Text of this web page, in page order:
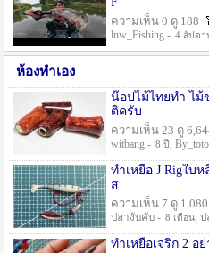
ความเห็น 0 ดู 188
lnw_Fishing - 4 สัปดา
ห้องทำเอง
น๊อปไม้ไทยทำ ไม้
ติครับ
ความเห็น 23 ดู
witbang - 8 ปี ,
ทำเหยื่อ J Rigใบ
ส
ความเห็น 7 ดู 1,080
ปลางับคับ - 8 เดือน,
ทำเหยื่อเจริก 2 อ